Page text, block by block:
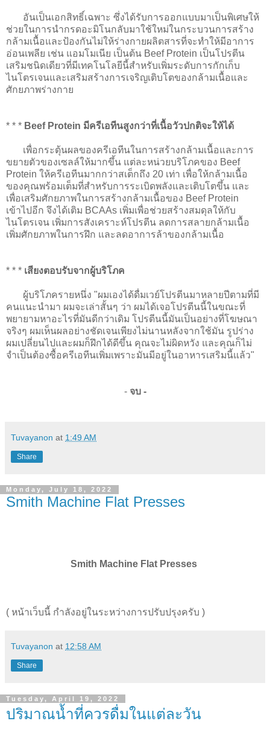
อันเป็นเอกสิทธิ์เฉพาะ ซึ่งได้รับการออกแบบมาเป็นพิเศษให้
ช่วยในการนำกรดอะมิโนกลับมาใช้ใหม่ในกระบวนการสร้าง
กล้ามเนื้อและป้องกันไม่ให้ร่างกายผลิตสารที่จะทำให้มีอาการ
อ่อนเพลีย เช่น แอมโมเนีย เป็นต้น Beef Protein เป็นโปรตีน
เสริมชนิดเดียวที่มีเทคโนโลยีนี้สำหรับเพิ่มระดับการกักเก็บ
ไนโตรเจนและเสริมสร้างการเจริญเติบโตของกล้ามเนื้อและ
ศักยภาพร่างกาย
* * * Beef Protein มีครีเอทีนสูงกว่าที่เนื้อวัวปกติจะให้ได้
เพื่อกระตุ้นผลของครีเอทีนในการสร้างกล้ามเนื้อและการ
ขยายตัวของเซลล์ให้มากขึ้น แต่ละหน่วยบริโภคของ Beef
Protein ให้ครีเอทีนมากกว่าสเต็กถึง 20 เท่า เพื่อให้กล้ามเนื้อ
ของคุณพร้อมเต็มที่สำหรับการระเบิดพลังและเติบโตขึ้น และ
เพื่อเสริมศักยภาพในการสร้างกล้ามเนื้อของ Beef Protein
เข้าไปอีก จึงได้เติม BCAAs เพิ่มเพื่อช่วยสร้างสมดุลให้กับ
ไนโตรเจน เพิ่มการสังเคราะห์โปรตีน ลดการสลายกล้ามเนื้อ
เพิ่มศักยภาพในการฝึก และลดอาการล้าของกล้ามเนื้อ
* * * เสียงตอบรับจากผู้บริโภค
ผู้บริโภครายหนึ่ง "ผมเองได้ดื่มเวย์โปรตีนมาหลายปีตามที่มี
คนแนะนำมา ผมจะเล่าสั้นๆ ว่า ผมได้เจอโปรตีนนี้ในขณะที่
พยายามหาอะไรที่มันดีกว่าเดิม โปรตีนนี้มันเป็นอย่างที่โฆษณา
จริงๆ ผมเห็นผลอย่างชัดเจนเพียงไม่นานหลังจากใช้มัน รูปร่าง
ผมเปลี่ยนไปและผมก็ฝึกได้ดีขึ้น คุณจะไม่ผิดหวัง และคุณก็ไม่
จำเป็นต้องซื้อครีเอทีนเพิ่มเพราะมันมีอยู่ในอาหารเสริมนี้แล้ว"
-จบ -
Tuvayanon at 1:49 AM
Share
Monday, July 18, 2022
Smith Machine Flat Presses
Smith Machine Flat Presses
( หน้าเว็บนี้ กำลังอยู่ในระหว่างการปรับปรุงครับ )
Tuvayanon at 12:58 AM
Share
Tuesday, April 19, 2022
ปริมาณน้ำที่ควรดื่มในแต่ละวัน